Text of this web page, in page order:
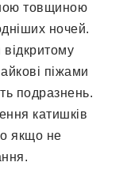
товщиною
ночей.
піжами
подразнень.
катишків
якщо не